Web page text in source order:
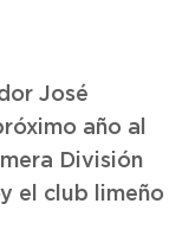
José
año al
División
el club limeño